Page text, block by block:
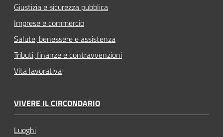
Giustizia e sicurezza pubblica
Imprese e commercio
Salute, benessere e assistenza
Tributi, finanze e contravvenzioni
Vita lavorativa
VIVERE IL CIRCONDARIO
Luoghi